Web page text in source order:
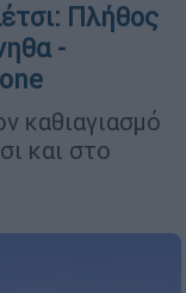
Πλήθος
-
καθιαγιασμό
και στο